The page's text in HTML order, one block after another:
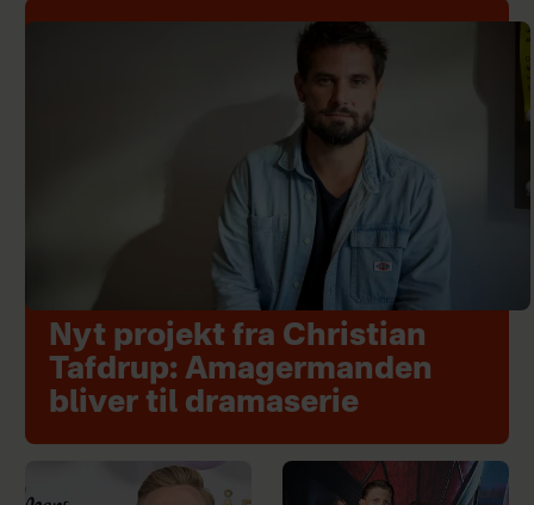
Nyt projekt fra Christian
Tafdrup: Amagermanden
bliver til dramaserie